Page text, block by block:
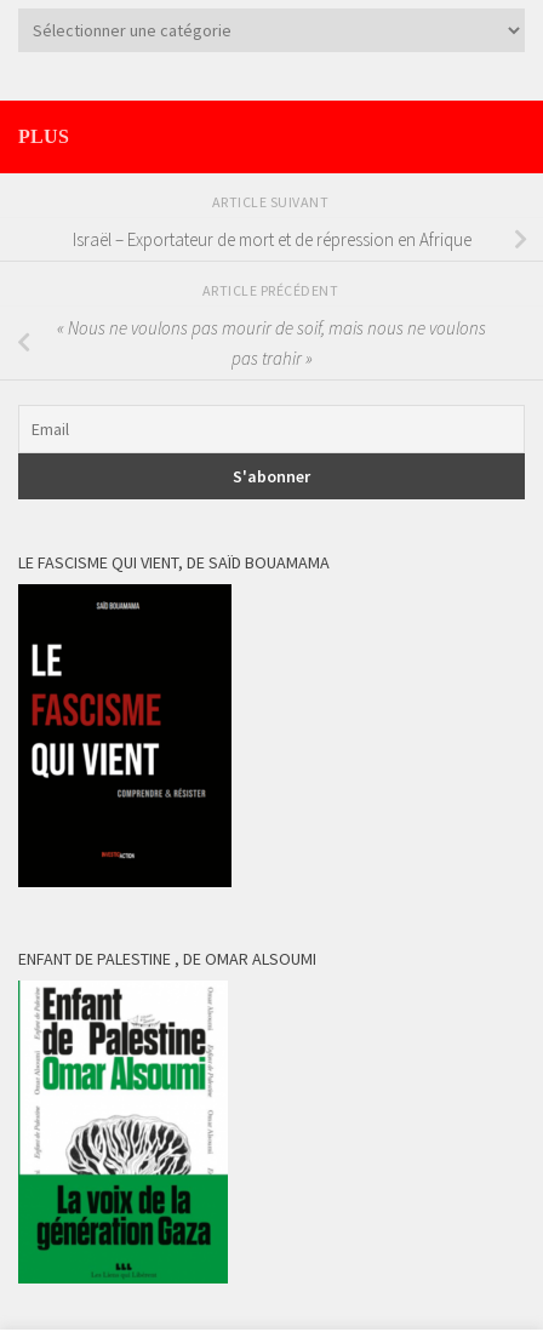
Catégories
PLUS
ARTICLE SUIVANT
Israël – Exportateur de mort et de répression en Afrique
ARTICLE PRÉCÉDENT
« Nous ne voulons pas mourir de soif, mais nous ne voulons
pas trahir »
LE FASCISME QUI VIENT, DE SAÏD BOUAMAMA
ENFANT DE PALESTINE , DE OMAR ALSOUMI